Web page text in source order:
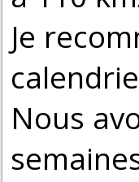
Je
Nous